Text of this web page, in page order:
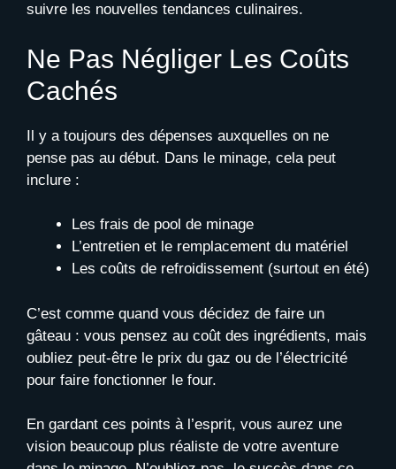
suivre les nouvelles tendances culinaires.
Ne Pas Négliger Les Coûts
Cachés
Il y a toujours des dépenses auxquelles on ne
pense pas au début. Dans le minage, cela peut
inclure :
Les frais de pool de minage
L’entretien et le remplacement du matériel
Les coûts de refroidissement (surtout en été)
C’est comme quand vous décidez de faire un
gâteau : vous pensez au coût des ingrédients, mais
oubliez peut-être le prix du gaz ou de l’électricité
pour faire fonctionner le four.
En gardant ces points à l’esprit, vous aurez une
vision beaucoup plus réaliste de votre aventure